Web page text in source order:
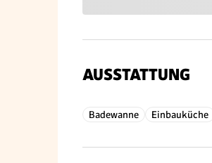
AUSSTATTUNG
Badewanne Einbauküche